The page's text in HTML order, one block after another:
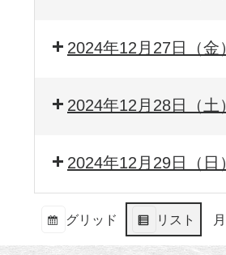
2024年12月27日（金）
2024年12月28日（土）
2024年12月29日（日）
グリッド
表
示
リスト
表
示
月